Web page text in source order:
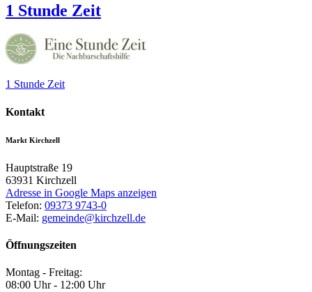
1 Stunde Zeit
1 Stunde Zeit
Kontakt
Markt Kirchzell
Hauptstraße 19
63931 Kirchzell
Adresse in Google Maps anzeigen
Telefon: 09373 9743-0
E-Mail: gemeinde@kirchzell.de
Öffnungszeiten
Montag - Freitag:
08:00 Uhr - 12:00 Uhr